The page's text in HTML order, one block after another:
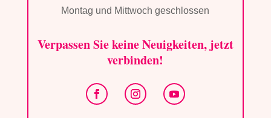
Montag und Mittwoch geschlossen
Verpassen Sie keine Neuigkeiten, jetzt
verbinden!